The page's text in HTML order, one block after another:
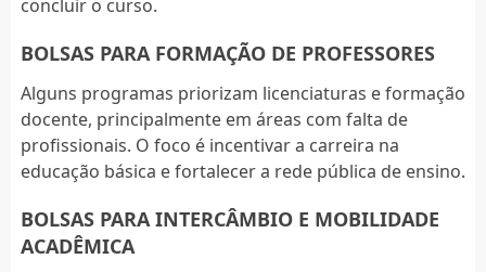
concluir o curso.
BOLSAS PARA FORMAÇÃO DE PROFESSORES
Alguns programas priorizam licenciaturas e formação
docente, principalmente em áreas com falta de
profissionais. O foco é incentivar a carreira na
educação básica e fortalecer a rede pública de ensino.
BOLSAS PARA INTERCÂMBIO E MOBILIDADE
ACADÊMICA